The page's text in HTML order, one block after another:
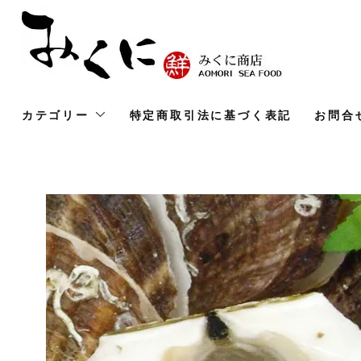
カテゴリー 特定商取引法に基づく表記 お問合